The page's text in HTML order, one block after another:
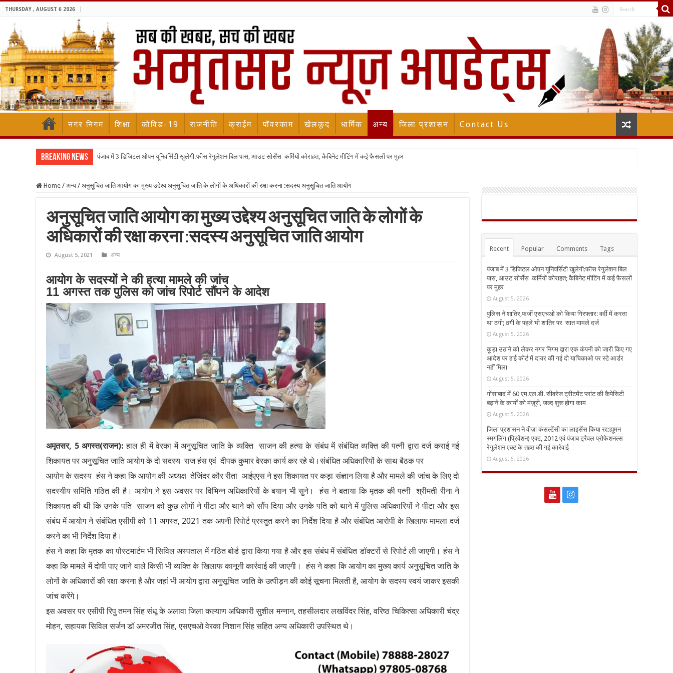
THURSDAY , AUGUST 6 2026
नगर निगम शिक्षा कोविड-19 राजनीति क्राईम पॉवरकाम खेलकूद धार्मिक अन्य जिला प्रशासन Contact Us
Breaking News पंजाब में 3 डिजिटल ओपन यूनिवर्सिटी खुलेगी:फीस रेगुलेशन बिल पास, आउट सोर्सेस कर्मियों कोराहत; कैबिनेट मीटिंग में कई फैसलों पर मुहर
Home / अन्य / अनुसूचित जाति आयोग का मुख्य उद्देश्य अनुसूचित जाति के लोगों के अधिकारों की रक्षा करना :सदस्य अनुसूचित जाति आयोग
अनुसूचित जाति आयोग का मुख्य उद्देश्य अनुसूचित जाति के लोगों के
अधिकारों की रक्षा करना :सदस्य अनुसूचित जाति आयोग
August 5, 2021 अन्य
आयोग के सदस्यों ने की हत्या मामले की जांच
11 अगस्त तक पुलिस को जांच रिपोर्ट सौंपने के आदेश
अमृतसर, 5 अगस्त(राजन):हाल ही में वेरका में अनुसूचित जाति के व्यक्ति साजन की हत्या के संबंध में संबंधित व्यक्ति की पत्नी द्वारा दर्ज कराई गई
शिकायत पर अनुसूचित जाति आयोग के दो सदस्य राज हंस एवं दीपक कुमार वेरका कार्य कर रहे थे।संबंधित अधिकारियों के साथ बैठक पर
आयोग के सदस्य हंस ने कहा कि आयोग की अध्यक्ष तेजिंदर कौर रीता आईएएस ने इस शिकायत पर कड़ा संज्ञान लिया है और मामले की जांच के लिए दो
सदस्यीय समिति गठित की है। आयोग ने इस अवसर पर विभिन्न अधिकारियों के बयान भी सुने। हंस ने बताया कि मृतक की पत्नी श्रीमती रीना ने
शिकायत की थी कि उनके पति साजन को कुछ लोगों ने पीटा और थाने को सौंप दिया और उनके पति को थाने में पुलिस अधिकारियों ने पीटा और इस
संबंध में आयोग ने संबंधित एसीपी को 11 अगस्त, 2021 तक अपनी रिपोर्ट प्रस्तुत करने का निर्देश दिया है और संबंधित आरोपी के खिलाफ मामला दर्ज
करने का भी निर्देश दिया है।
हंस ने कहा कि मृतक का पोस्टमार्टम भी सिविल अस्पताल में गठित बोर्ड द्वारा किया गया है और इस संबंध में संबंधित डॉक्टरों से रिपोर्ट ली जाएगी। हंस ने
कहा कि मामले में दोषी पाए जाने वाले किसी भी व्यक्ति के खिलाफ कानूनी कार्रवाई की जाएगी। हंस ने कहा कि आयोग का मुख्य कार्य अनुसूचित जाति के
लोगों के अधिकारों की रक्षा करना है और जहां भी आयोग द्वारा अनुसूचित जाति के उत्पीड़न की कोई सूचना मिलती है, आयोग के सदस्य स्वयं जाकर इसकी
जांच करेंगे।
इस अवसर पर एसीपी रिपु तमन सिंह संधू के अलावा जिला कल्याण अधिकारी सुशील मन्नान, तहसीलदार लखविंदर सिंह, वरिष्ठ चिकित्सा अधिकारी चंद्र
मोहन, सहायक सिविल सर्जन डॉ अमरजीत सिंह, एसएचओ वेरका निशान सिंह सहित अन्य अधिकारी उपस्थित थे।
Recent Popular Comments Tags
पंजाब में 3 डिजिटल ओपन यूनिवर्सिटी खुलेगी:फीस रेगुलेशन बिल
पास, आउट सोर्सेस कर्मियों कोराहत; कैबिनेट मीटिंग में कई फैसलों
पर मुहर
August 5, 2026
पुलिस ने शातिर,फर्जी एसएचओ को किया गिरफ्तार: वर्दी में करता
था ठगी; ठगी के पहले भी शातिर पर सात मामले दर्ज
August 5, 2026
कूड़ा उठाने को लेकर नगर निगम द्वारा एक कंपनी को जारी किए गए
आदेश पर हाई कोर्ट में दायर की गई दो याचिकाओ पर स्टे आर्डर
नहीं मिला
August 5, 2026
गोंसाबाद में 60 एम.एल.डी. सीवरेज ट्रीटमेंट प्लांट की कैपेसिटी
बढ़ाने के कार्यों को मंज़ूरी, जल्द शुरू होगा काम
August 5, 2026
जिला प्रशासन ने वीज़ा कंसल्टेंसी का लाइसेंस किया रद्द:ह्यूमन
स्मगलिंग (प्रिवेंशन) एक्ट, 2012 एवं पंजाब ट्रैवल प्रोफेशनल्स
रेगुलेशन एक्ट के तहत की गई कार्रवाई
August 5, 2026